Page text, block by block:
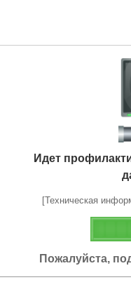
Идет
[Техническая
Пожалуйста,